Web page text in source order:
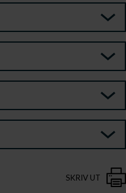
SKRIV UT